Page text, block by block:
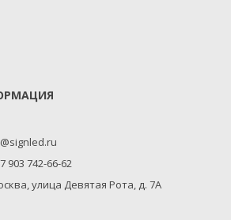
903 742-66-62
улица Девятая Рота, д. 7А